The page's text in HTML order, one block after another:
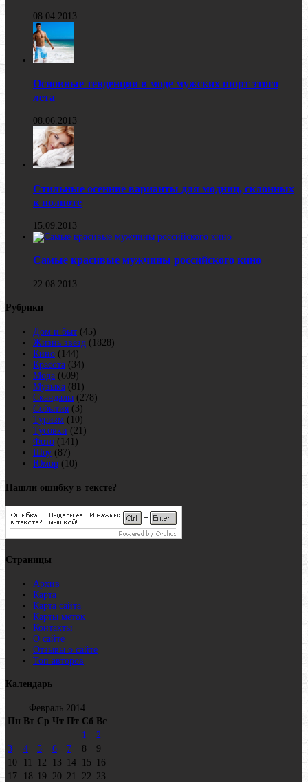
08.04.2013
Основные тенденции в моде мужских шорт этого
лета
08.06.2013
Стильные осенние варианты для модниц, склонных
к полноте
15.09.2013
Самые красивые мужчины российского кино
22.08.2013
Рубрики
Дом и быт (45)
Жизнь звезд (1828)
Кино (144)
Красота (34)
Мода (609)
Музыка (81)
Скандалы (278)
События (3)
Туризм (10)
Тусовки (21)
Фото (141)
Шоу (87)
Юмор (10)
Нашли ошибку в тексте?
Страницы
Архив
Карта
Карта сайта
Карты меток
Контакты
О сайте
Отзывы о сайте
Топ авторов
Календарь
Февраль 2014
Пн Вт Ср Чт Пт Сб Вс
1
2
3
4 5 6 7 8
9
10
11 12 13 14 15
16
17
18 19 20 21 22 23